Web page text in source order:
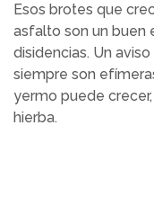
Esos brotes que
asfalto son un buen
disidencias. Un
siempre son
yermo puede
hierba.